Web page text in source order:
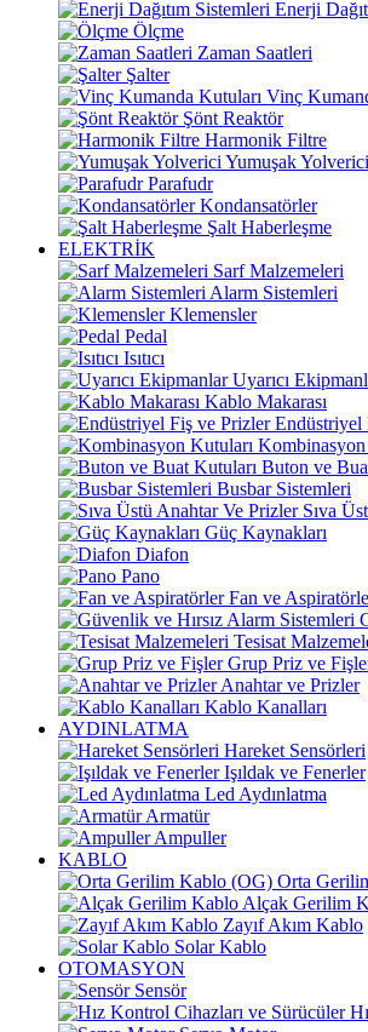
Enerji
Ölçme
Zaman Saatleri
Şalter
Vinç
Şönt Reaktör
Harmonik Filtre
Yumuşak Yolverici
Parafudr
Kondansatörler
Şalt Haberleşme
ELEKTRİK
Sarf Malzemeleri
Alarm Sistemleri
Klemensler
Pedal
Isıtıcı
Uyarıcı
Kablo Makarası
Endüstriyel
Kombinasyon
Buton ve
Busbar Sistemleri
Sıva
Güç Kaynakları
Diafon
Pano
Fan ve
Tesisat
Grup Priz ve
Anahtar ve Prizler
Kablo Kanalları
AYDINLATMA
Hareket Sensörleri
Işıldak ve Fenerler
Led Aydınlatma
Armatür
Ampuller
KABLO
Orta
Alçak Gerilim
Zayıf Akım Kablo
Solar Kablo
OTOMASYON
Sensör